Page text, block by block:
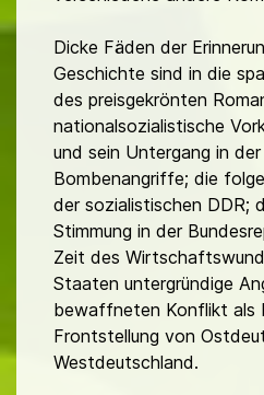
Dicke Fäden der
Geschichte sind in die
des preisgekrönten
nationalsozialistische
und sein Untergang in
Bombenangriffe; die
der sozialistischen DDR;
Stimmung in der
Zeit des
Staaten untergründige
bewaffneten Konflikt als
Frontstellung von
Westdeutschland.